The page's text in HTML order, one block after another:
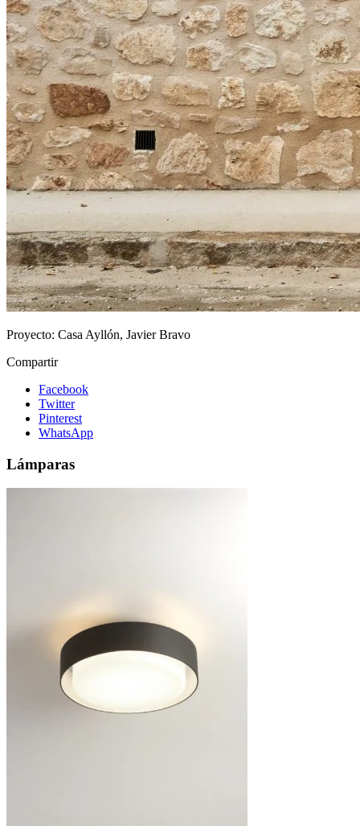
Proyecto: Casa Ayllón, Javier Bravo
Compartir
Facebook
Twitter
Pinterest
WhatsApp
Lámparas